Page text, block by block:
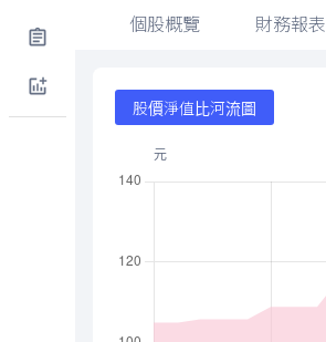
個股概覽 財務報表
股價淨值比河流圖